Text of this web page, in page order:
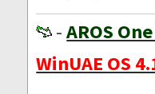
-AROS
WinUAE OS